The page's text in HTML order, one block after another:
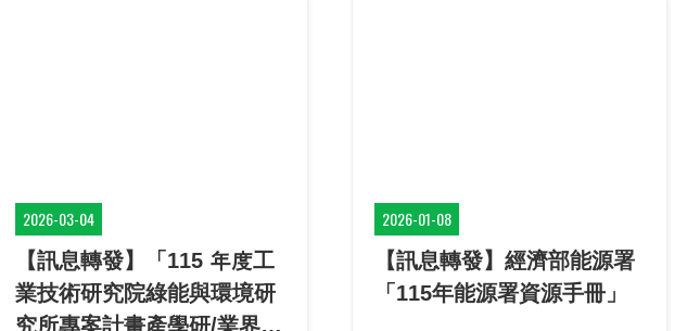
2026-03-04
【訊息轉發】「115 年度工
業技術研究院綠能與環境研
究所專案計畫產學研/業界合
2026-01-08
【訊息轉發】經濟部能源署
「115年能源署資源手冊」